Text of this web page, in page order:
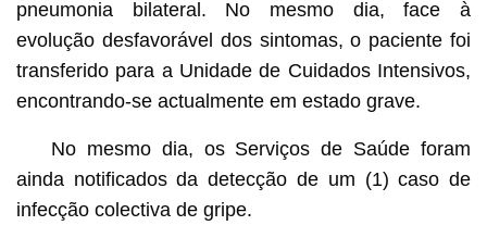
pneumonia bilateral. No mesmo dia, face à
evolução desfavorável dos sintomas, o paciente foi
transferido para a Unidade de Cuidados Intensivos,
encontrando-se actualmente em estado grave.
No mesmo dia, os Serviços de Saúde foram
ainda notificados da detecção de um (1) caso de
infecção colectiva de gripe.